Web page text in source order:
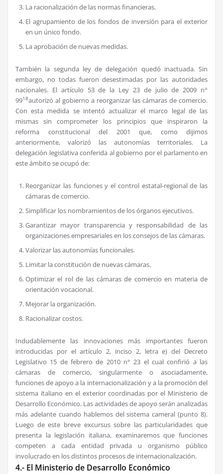
La racionalización de las normas financieras.
El agrupamiento de los fondos de inversión para el exterior
en un único fondo.
La aprobación de nuevas medidas.
También la segunda ley de delegación quedó inactuada. Sin
embargo, no todas fueron desestimadas por las autoridades
nacionales. El artículo 53 de la Ley 23 de julio de 2009 n°
9918autorizó al gobierno a reorganizar las cámaras de comercio.
Con esta medida se intentó actualizar el marco legal de las
mismas sin comprometer los principios que inspiraron la
reforma constitucional del 2001 que, como dijimos
anteriormente, valorizó las autonomías territoriales. La
delegación legislativa conferida al gobierno por el parlamento en
este ámbito se ocupó de:
Reorganizar las funciones y el control estatal-regional de las
cámaras de comercio.
Simplificar los nombramientos de los órganos ejecutivos.
Garantizar mayor transparencia y responsabilidad de las
organizaciones empresariales en los consejos de las cámaras.
Valorizar las autonomías funcionales.
Limitar la constitución de nuevas cámaras.
Optimizar el rol de las cámaras de comercio en materia de
orientación vocacional.
Mejorar la organización.
Racionalizar costos.
Indudablemente las innovaciones más importantes fueron
introducidas por el artículo 2, inciso 2, letra e) del Decreto
Legislativo 15 de febrero de 2010 n° 23 el cual confirió a las
cámaras de comercio, singularmente o asociadamente,
funciones de apoyo a la internacionalización y a la promoción del
sistema italiano en el exterior coordinadas por el Ministerio de
Desarrollo Económico. Las actividades de apoyo serán analizadas
más adelante cuando hablemos del sistema cameral (punto 8).
Luego de este breve excursus sobre las particularidades que
presenta la legislación italiana, examinaremos que funciones
competen a cada entidad privada u organismo público
involucrado en los distintos procesos de internacionalización.
4.- El Ministerio de Desarrollo Económico